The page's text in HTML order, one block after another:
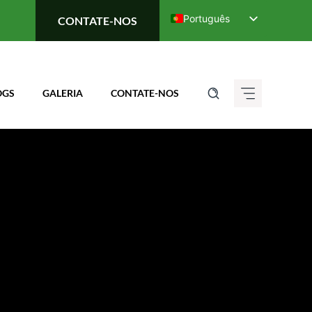
CONTATE-NOS
Português
English
Français
GALERIA CONTATE-NOS